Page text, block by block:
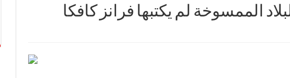
الممسوخة لم يكتبها فرانز كافكا